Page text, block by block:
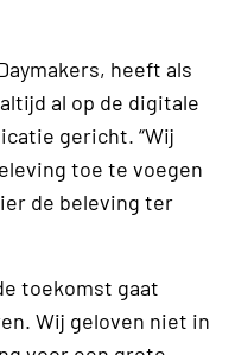
heeft als
al op de digitale
gericht. “Wij
toe te voegen
de beleving ter
toekomst gaat
Wij geloven niet in